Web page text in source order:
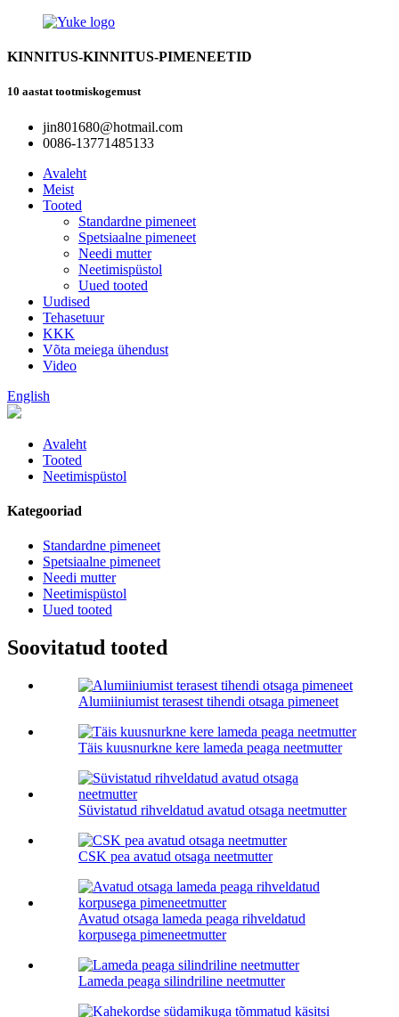
KINNITUS-KINNITUS-PIMENEETID
10 aastat tootmiskogemust
jin801680@hotmail.com
0086-13771485133
Avaleht
Meist
Tooted
Standardne pimeneet
Spetsiaalne pimeneet
Needi mutter
Neetimispüstol
Uued tooted
Uudised
Tehasetuur
KKK
Võta meiega ühendust
Video
English
Avaleht
Tooted
Neetimispüstol
Kategooriad
Standardne pimeneet
Spetsiaalne pimeneet
Needi mutter
Neetimispüstol
Uued tooted
Soovitatud tooted
Alumiiniumist terasest tihendi otsaga pimeneet
Täis kuusnurkne kere lameda peaga neetmutter
Süvistatud rihveldatud avatud otsaga neetmutter
CSK pea avatud otsaga neetmutter
Avatud otsaga lameda peaga rihveldatud
korpusega pimeneetmutter
Lameda peaga silindriline neetmutter